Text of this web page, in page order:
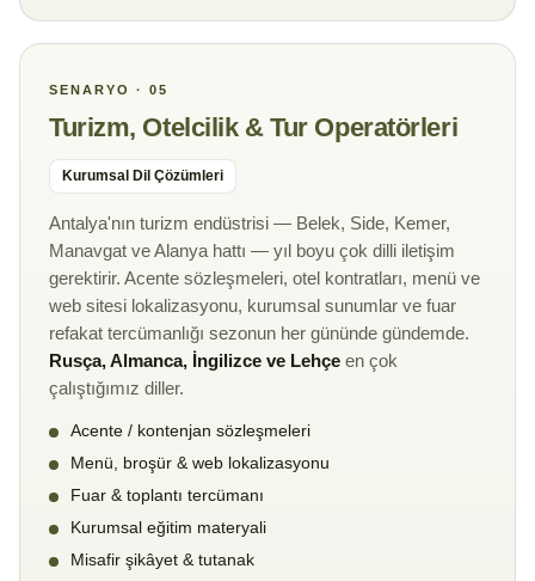
SENARYO · 05
Turizm, Otelcilik & Tur Operatörleri
Kurumsal Dil Çözümleri
Antalya'nın turizm endüstrisi — Belek, Side, Kemer,
Manavgat ve Alanya hattı — yıl boyu çok dilli iletişim
gerektirir. Acente sözleşmeleri, otel kontratları, menü ve
web sitesi lokalizasyonu, kurumsal sunumlar ve fuar
refakat tercümanlığı sezonun her gününde gündemde.
Rusça, Almanca, İngilizce ve Lehçe en çok
çalıştığımız diller.
Acente / kontenjan sözleşmeleri
Menü, broşür & web lokalizasyonu
Fuar & toplantı tercümanı
Kurumsal eğitim materyali
Misafir şikâyet & tutanak